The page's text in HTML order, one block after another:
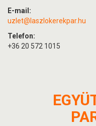
E-mail:
uzlet@laszlokerekpar.hu
Telefon:
+36 20 572 1015